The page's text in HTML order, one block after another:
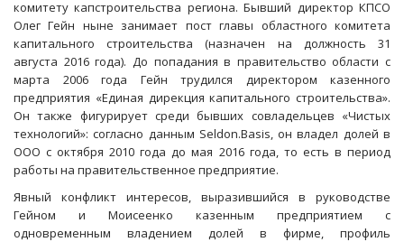
комитету капстроительства региона. Бывший директор КПСО
Олег Гейн ныне занимает пост главы областного комитета
капитального строительства (назначен на должность 31
августа 2016 года). До попадания в правительство области с
марта 2006 года Гейн трудился директором казенного
предприятия «Единая дирекция капитального строительства».
Он также фигурирует среди бывших совладельцев «Чистых
технологий»: согласно данным Seldon.Basis, он владел долей в
ООО с октября 2010 года до мая 2016 года, то есть в период
работы на правительственное предприятие.
Явный конфликт интересов, выразившийся в руководстве
Гейном и Моисеенко казенным предприятием с
одновременным владением долей в фирме, профиль